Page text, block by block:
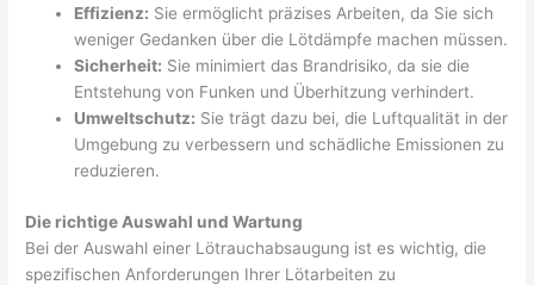
Effizienz: Sie ermöglicht präzises Arbeiten, da Sie sich
weniger Gedanken über die Lötdämpfe machen müssen.
Sicherheit: Sie minimiert das Brandrisiko, da sie die
Entstehung von Funken und Überhitzung verhindert.
Umweltschutz: Sie trägt dazu bei, die Luftqualität in der
Umgebung zu verbessern und schädliche Emissionen zu
reduzieren.
Die richtige Auswahl und Wartung
Bei der Auswahl einer Lötrauchabsaugung ist es wichtig, die
spezifischen Anforderungen Ihrer Lötarbeiten zu